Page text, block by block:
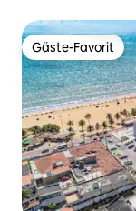
Gäste-Favorit
Gäste-Favorit